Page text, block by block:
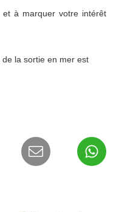
et à marquer votre intérêt
la sortie en mer est